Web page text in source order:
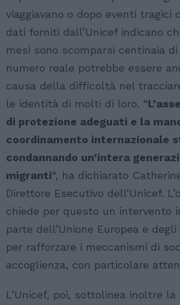
viaggiavano o dopo eventi tragici
dati forniti dall’Unicef indicano
mesi sono scomparsi centinaia
numero reale potrebbe essere
causa della difficoltà nel
le identità di molti di loro. “
di protezione adeguati e la
coordinamento internazionale
condannando un’intera
migranti“, ha dichiarato
Direttore Esecutivo dell’Unicef.
chiede per questo un intervento
parte dell’Unione Europea e
per rafforzare i meccanismi di
accoglienza, con particolare
L’Unicef, poi, sottolinea inoltre